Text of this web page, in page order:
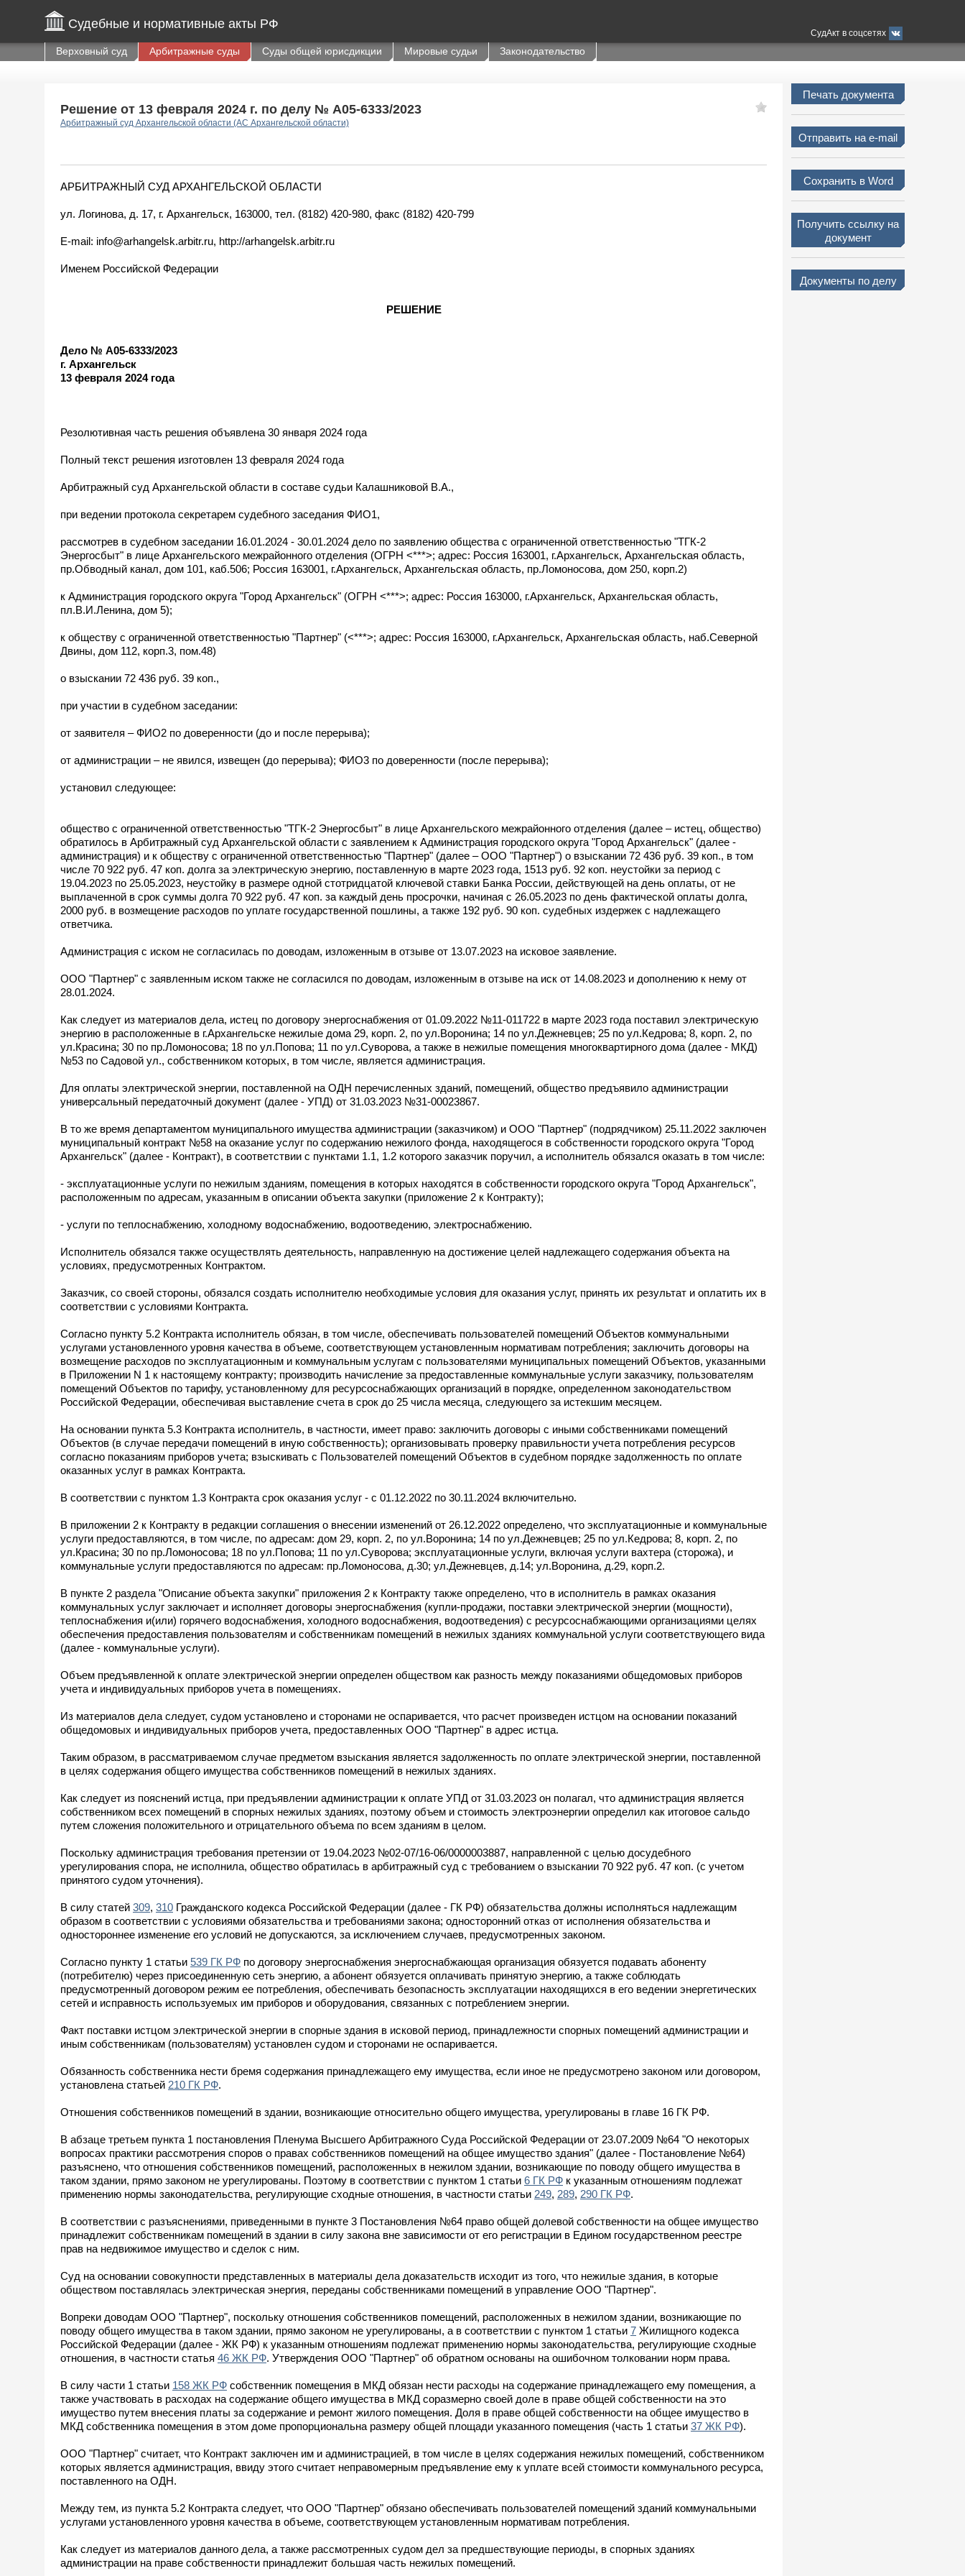
Судебные и нормативные акты РФ
СудАкт в соцсетях
Верховный суд Арбитражные суды Суды общей юрисдикции Мировые судьи Законодательство
Решение от 13 февраля 2024 г. по делу № А05-6333/2023
Арбитражный суд Архангельской области (АС Архангельской области)
АРБИТРАЖНЫЙ СУД АРХАНГЕЛЬСКОЙ ОБЛАСТИ
ул. Логинова, д. 17, г. Архангельск, 163000, тел. (8182) 420-980, факс (8182) 420-799
E-mail: info@arhangelsk.arbitr.ru, http://arhangelsk.arbitr.ru
Именем Российской Федерации
РЕШЕНИЕ
Дело № А05-6333/2023
г. Архангельск
13 февраля 2024 года
Резолютивная часть решения объявлена 30 января 2024 года
Полный текст решения изготовлен 13 февраля 2024 года
Арбитражный суд Архангельской области в составе судьи Калашниковой В.А.,
при ведении протокола секретарем судебного заседания ФИО1,
рассмотрев в судебном заседании 16.01.2024 - 30.01.2024 дело по заявлению общества с ограниченной ответственностью "ТГК-2
Энергосбыт" в лице Архангельского межрайонного отделения (ОГРН <***>; адрес: Россия 163001, г.Архангельск, Архангельская область,
пр.Обводный канал, дом 101, каб.506; Россия 163001, г.Архангельск, Архангельская область, пр.Ломоносова, дом 250, корп.2)
к Администрация городского округа "Город Архангельск" (ОГРН <***>; адрес: Россия 163000, г.Архангельск, Архангельская область,
пл.В.И.Ленина, дом 5);
к обществу с ограниченной ответственностью "Партнер" (<***>; адрес: Россия 163000, г.Архангельск, Архангельская область, наб.Северной
Двины, дом 112, корп.3, пом.48)
о взыскании 72 436 руб. 39 коп.,
при участии в судебном заседании:
от заявителя – ФИО2 по доверенности (до и после перерыва);
от администрации – не явился, извещен (до перерыва); ФИО3 по доверенности (после перерыва);
установил следующее:
общество с ограниченной ответственностью "ТГК-2 Энергосбыт" в лице Архангельского межрайонного отделения (далее – истец, общество)
обратилось в Арбитражный суд Архангельской области с заявлением к Администрация городского округа "Город Архангельск" (далее -
администрация) и к обществу с ограниченной ответственностью "Партнер" (далее – ООО "Партнер") о взыскании 72 436 руб. 39 коп., в том
числе 70 922 руб. 47 коп. долга за электрическую энергию, поставленную в марте 2023 года, 1513 руб. 92 коп. неустойки за период с
19.04.2023 по 25.05.2023, неустойку в размере одной стотридцатой ключевой ставки Банка России, действующей на день оплаты, от не
выплаченной в срок суммы долга 70 922 руб. 47 коп. за каждый день просрочки, начиная с 26.05.2023 по день фактической оплаты долга,
2000 руб. в возмещение расходов по уплате государственной пошлины, а также 192 руб. 90 коп. судебных издержек с надлежащего
ответчика.
Администрация с иском не согласилась по доводам, изложенным в отзыве от 13.07.2023 на исковое заявление.
ООО "Партнер" с заявленным иском также не согласился по доводам, изложенным в отзыве на иск от 14.08.2023 и дополнению к нему от
28.01.2024.
Как следует из материалов дела, истец по договору энергоснабжения от 01.09.2022 №11-011722 в марте 2023 года поставил электрическую
энергию в расположенные в г.Архангельске нежилые дома 29, корп. 2, по ул.Воронина; 14 по ул.Дежневцев; 25 по ул.Кедрова; 8, корп. 2, по
ул.Красина; 30 по пр.Ломоносова; 18 по ул.Попова; 11 по ул.Суворова, а также в нежилые помещения многоквартирного дома (далее - МКД)
№53 по Садовой ул., собственником которых, в том числе, является администрация.
Для оплаты электрической энергии, поставленной на ОДН перечисленных зданий, помещений, общество предъявило администрации
универсальный передаточный документ (далее - УПД) от 31.03.2023 №31-00023867.
В то же время департаментом муниципального имущества администрации (заказчиком) и ООО "Партнер" (подрядчиком) 25.11.2022 заключен
муниципальный контракт №58 на оказание услуг по содержанию нежилого фонда, находящегося в собственности городского округа "Город
Архангельск" (далее - Контракт), в соответствии с пунктами 1.1, 1.2 которого заказчик поручил, а исполнитель обязался оказать в том числе:
- эксплуатационные услуги по нежилым зданиям, помещения в которых находятся в собственности городского округа "Город Архангельск",
расположенным по адресам, указанным в описании объекта закупки (приложение 2 к Контракту);
- услуги по теплоснабжению, холодному водоснабжению, водоотведению, электроснабжению.
Исполнитель обязался также осуществлять деятельность, направленную на достижение целей надлежащего содержания объекта на
условиях, предусмотренных Контрактом.
Заказчик, со своей стороны, обязался создать исполнителю необходимые условия для оказания услуг, принять их результат и оплатить их в
соответствии с условиями Контракта.
Согласно пункту 5.2 Контракта исполнитель обязан, в том числе, обеспечивать пользователей помещений Объектов коммунальными
услугами установленного уровня качества в объеме, соответствующем установленным нормативам потребления; заключить договоры на
возмещение расходов по эксплуатационным и коммунальным услугам с пользователями муниципальных помещений Объектов, указанными
в Приложении N 1 к настоящему контракту; производить начисление за предоставленные коммунальные услуги заказчику, пользователям
помещений Объектов по тарифу, установленному для ресурсоснабжающих организаций в порядке, определенном законодательством
Российской Федерации, обеспечивая выставление счета в срок до 25 числа месяца, следующего за истекшим месяцем.
На основании пункта 5.3 Контракта исполнитель, в частности, имеет право: заключить договоры с иными собственниками помещений
Объектов (в случае передачи помещений в иную собственность); организовывать проверку правильности учета потребления ресурсов
согласно показаниям приборов учета; взыскивать с Пользователей помещений Объектов в судебном порядке задолженность по оплате
оказанных услуг в рамках Контракта.
В соответствии с пунктом 1.3 Контракта срок оказания услуг - с 01.12.2022 по 30.11.2024 включительно.
В приложении 2 к Контракту в редакции соглашения о внесении изменений от 26.12.2022 определено, что эксплуатационные и коммунальные
услуги предоставляются, в том числе, по адресам: дом 29, корп. 2, по ул.Воронина; 14 по ул.Дежневцев; 25 по ул.Кедрова; 8, корп. 2, по
ул.Красина; 30 по пр.Ломоносова; 18 по ул.Попова; 11 по ул.Суворова; эксплуатационные услуги, включая услуги вахтера (сторожа), и
коммунальные услуги предоставляются по адресам: пр.Ломоносова, д.30; ул.Дежневцев, д.14; ул.Воронина, д.29, корп.2.
В пункте 2 раздела "Описание объекта закупки" приложения 2 к Контракту также определено, что в исполнитель в рамках оказания
коммунальных услуг заключает и исполняет договоры энергоснабжения (купли-продажи, поставки электрической энергии (мощности),
теплоснабжения и(или) горячего водоснабжения, холодного водоснабжения, водоотведения) с ресурсоснабжающими организациями целях
обеспечения предоставления пользователям и собственникам помещений в нежилых зданиях коммунальной услуги соответствующего вида
(далее - коммунальные услуги).
Объем предъявленной к оплате электрической энергии определен обществом как разность между показаниями общедомовых приборов
учета и индивидуальных приборов учета в помещениях.
Из материалов дела следует, судом установлено и сторонами не оспаривается, что расчет произведен истцом на основании показаний
общедомовых и индивидуальных приборов учета, предоставленных ООО "Партнер" в адрес истца.
Таким образом, в рассматриваемом случае предметом взыскания является задолженность по оплате электрической энергии, поставленной
в целях содержания общего имущества собственников помещений в нежилых зданиях.
Как следует из пояснений истца, при предъявлении администрации к оплате УПД от 31.03.2023 он полагал, что администрация является
собственником всех помещений в спорных нежилых зданиях, поэтому объем и стоимость электроэнергии определил как итоговое сальдо
путем сложения положительного и отрицательного объема по всем зданиям в целом.
Поскольку администрация требования претензии от 19.04.2023 №02-07/16-06/0000003887, направленной с целью досудебного
урегулирования спора, не исполнила, общество обратилась в арбитражный суд с требованием о взыскании 70 922 руб. 47 коп. (с учетом
принятого судом уточнения).
В силу статей 309, 310 Гражданского кодекса Российской Федерации (далее - ГК РФ) обязательства должны исполняться надлежащим
образом в соответствии с условиями обязательства и требованиями закона; односторонний отказ от исполнения обязательства и
одностороннее изменение его условий не допускаются, за исключением случаев, предусмотренных законом.
Согласно пункту 1 статьи 539 ГК РФ по договору энергоснабжения энергоснабжающая организация обязуется подавать абоненту
(потребителю) через присоединенную сеть энергию, а абонент обязуется оплачивать принятую энергию, а также соблюдать
предусмотренный договором режим ее потребления, обеспечивать безопасность эксплуатации находящихся в его ведении энергетических
сетей и исправность используемых им приборов и оборудования, связанных с потреблением энергии.
Факт поставки истцом электрической энергии в спорные здания в исковой период, принадлежности спорных помещений администрации и
иным собственникам (пользователям) установлен судом и сторонами не оспаривается.
Обязанность собственника нести бремя содержания принадлежащего ему имущества, если иное не предусмотрено законом или договором,
установлена статьей 210 ГК РФ.
Отношения собственников помещений в здании, возникающие относительно общего имущества, урегулированы в главе 16 ГК РФ.
В абзаце третьем пункта 1 постановления Пленума Высшего Арбитражного Суда Российской Федерации от 23.07.2009 №64 "О некоторых
вопросах практики рассмотрения споров о правах собственников помещений на общее имущество здания" (далее - Постановление №64)
разъяснено, что отношения собственников помещений, расположенных в нежилом здании, возникающие по поводу общего имущества в
таком здании, прямо законом не урегулированы. Поэтому в соответствии с пунктом 1 статьи 6 ГК РФ к указанным отношениям подлежат
применению нормы законодательства, регулирующие сходные отношения, в частности статьи 249, 289, 290 ГК РФ.
В соответствии с разъяснениями, приведенными в пункте 3 Постановления №64 право общей долевой собственности на общее имущество
принадлежит собственникам помещений в здании в силу закона вне зависимости от его регистрации в Едином государственном реестре
прав на недвижимое имущество и сделок с ним.
Суд на основании совокупности представленных в материалы дела доказательств исходит из того, что нежилые здания, в которые
обществом поставлялась электрическая энергия, переданы собственниками помещений в управление ООО "Партнер".
Вопреки доводам ООО "Партнер", поскольку отношения собственников помещений, расположенных в нежилом здании, возникающие по
поводу общего имущества в таком здании, прямо законом не урегулированы, а в соответствии с пунктом 1 статьи 7 Жилищного кодекса
Российской Федерации (далее - ЖК РФ) к указанным отношениям подлежат применению нормы законодательства, регулирующие сходные
отношения, в частности статья 46 ЖК РФ. Утверждения ООО "Партнер" об обратном основаны на ошибочном толковании норм права.
В силу части 1 статьи 158 ЖК РФ собственник помещения в МКД обязан нести расходы на содержание принадлежащего ему помещения, а
также участвовать в расходах на содержание общего имущества в МКД соразмерно своей доле в праве общей собственности на это
имущество путем внесения платы за содержание и ремонт жилого помещения. Доля в праве общей собственности на общее имущество в
МКД собственника помещения в этом доме пропорциональна размеру общей площади указанного помещения (часть 1 статьи 37 ЖК РФ).
ООО "Партнер" считает, что Контракт заключен им и администрацией, в том числе в целях содержания нежилых помещений, собственником
которых является администрация, ввиду этого считает неправомерным предъявление ему к уплате всей стоимости коммунального ресурса,
поставленного на ОДН.
Между тем, из пункта 5.2 Контракта следует, что ООО "Партнер" обязано обеспечивать пользователей помещений зданий коммунальными
услугами установленного уровня качества в объеме, соответствующем установленным нормативам потребления.
Как следует из материалов данного дела, а также рассмотренных судом дел за предшествующие периоды, в спорных зданиях
администрации на праве собственности принадлежит большая часть нежилых помещений.
Печать документа
Отправить на e-mail
Сохранить в Word
Получить ссылку на
документ
Документы по делу